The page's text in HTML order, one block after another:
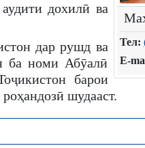
Тел:
E-
дохилӣ ва
дар рушд ва
ба номи Абӯалӣ
барои
шудааст.